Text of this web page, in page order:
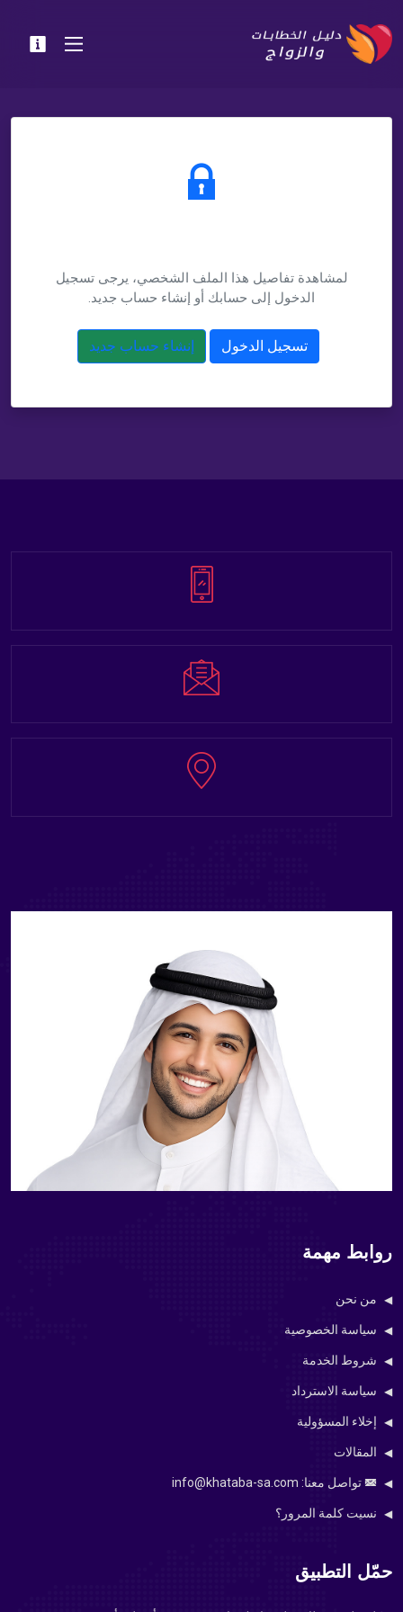
لمشاهدة تفاصيل هذا الملف الشخصي، يرجى تسجيل
الدخول إلى حسابك أو إنشاء حساب جديد.
تسجيل الدخول إنشاء حساب جديد
روابط مهمة
من نحن
سياسة الخصوصية
شروط الخدمة
سياسة الاسترداد
إخلاء المسؤولية
المقالات
تواصل معنا: info@khataba-sa.com
نسيت كلمة المرور؟
حمّل التطبيق